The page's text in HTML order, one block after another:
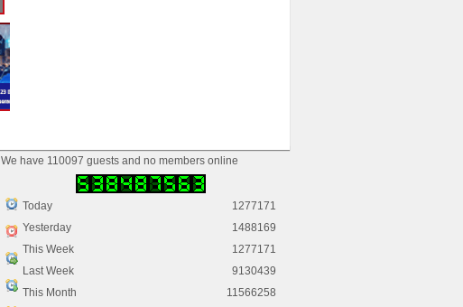
We have 110097 guests and no members online
Today
Yesterday
This Week
Last Week
This Month
1277171
1488169
1277171
9130439
11566258